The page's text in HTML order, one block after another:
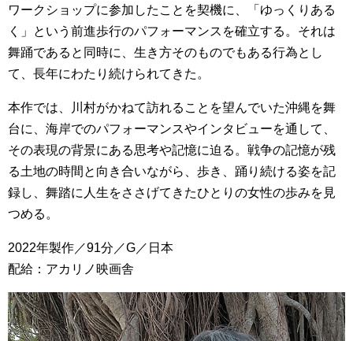
ワークショップに参加したことを契機に、「ゆっくりある
く」という前進歩行のパフォーマンスを確立する。それは
舞踊であると同時に、生き方そのものでもある行為とし
て、長年にわたり続けられてきた。
本作では、川村がかねて訪れることを望んでいた沖縄を舞
台に、海岸でのパフォーマンスやインタビューを通して、
その表現の背景にある思考や記憶に迫る。戦争の記憶が残
る土地の時間と向き合いながら、歩き、踊り続ける姿を記
録し、舞踏に人生をささげてきたひとりの女性の歩みを見
つめる。
2022年製作／91分／G／日本
配給：アカリノ映画舎